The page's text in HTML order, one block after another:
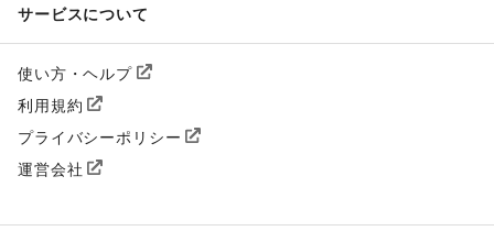
サービスについて
使い方・ヘルプ
利用規約
プライバシーポリシー
運営会社